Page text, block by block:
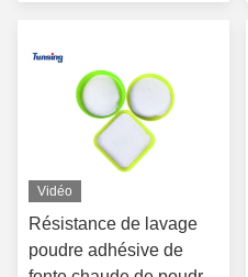
Vidéo
Résistance de lavage
poudre adhésive de